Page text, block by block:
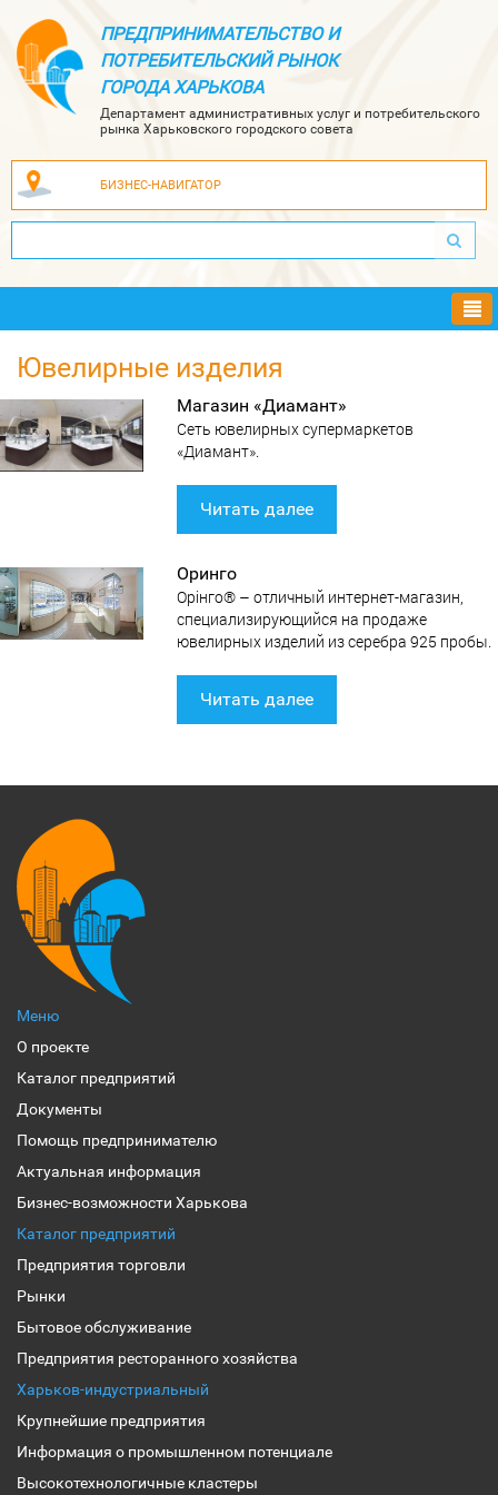
ПРЕДПРИНИМАТЕЛЬСТВО И
ПОТРЕБИТЕЛЬСКИЙ РЫНОК
ГОРОДА ХАРЬКОВА
Департамент административных услуг и потребительского
рынка Харьковского городского совета
БИЗНЕС-НАВИГАТОР
Ювелирные изделия
Магазин «Диамант»
Сеть ювелирных супермаркетов
«Диамант».
Читать далее
Оринго
Oрiнго® – отличный интернет-магазин,
специализирующийся на продаже
ювелирных изделий из серебра 925 пробы.
Читать далее
Меню
О проекте
Каталог предприятий
Документы
Помощь предпринимателю
Актуальная информация
Бизнес-возможности Харькова
Каталог предприятий
Предприятия торговли
Рынки
Бытовое обслуживание
Предприятия ресторанного хозяйства
Харьков-индустриальный
Крупнейшие предприятия
Информация о промышленном потенциале
Высокотехнологичные кластеры